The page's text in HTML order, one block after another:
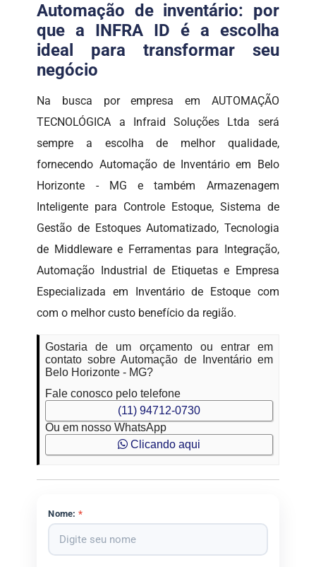
Automação de inventário: por
que a INFRA ID é a escolha
ideal para transformar seu
negócio
Na busca por empresa em AUTOMAÇÃO
TECNOLÓGICA a Infraid Soluções Ltda será
sempre a escolha de melhor qualidade,
fornecendo Automação de Inventário em Belo
Horizonte - MG e também Armazenagem
Inteligente para Controle Estoque, Sistema de
Gestão de Estoques Automatizado, Tecnologia
de Middleware e Ferramentas para Integração,
Automação Industrial de Etiquetas e Empresa
Especializada em Inventário de Estoque com
com o melhor custo benefício da região.
Gostaria de um orçamento ou entrar em
contato sobre Automação de Inventário em
Belo Horizonte - MG?
Fale conosco pelo telefone
(11) 94712-0730
Ou em nosso WhatsApp
Clicando aqui
Nome: *